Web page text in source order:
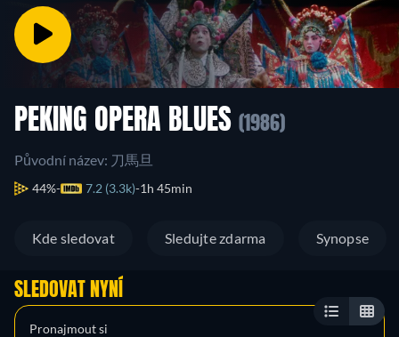
PEKING OPERA BLUES (1986)
Původní název: 刀馬旦
44% 7.2 (3.3k) 1h 45min
Kde sledovat Sledujte zdarma Synopse
SLEDOVAT NYNÍ
Pronajmout si